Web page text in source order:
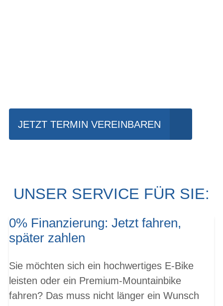
JETZT TERMIN VEREINBAREN
UNSER SERVICE FÜR SIE:
0% Finanzierung: Jetzt fahren,
später zahlen
Sie möchten sich ein hochwertiges E-Bike
leisten oder ein Premium-Mountainbike
fahren? Das muss nicht länger ein Wunsch